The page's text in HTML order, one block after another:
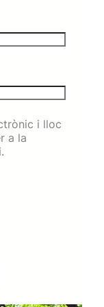
i lloc
a la